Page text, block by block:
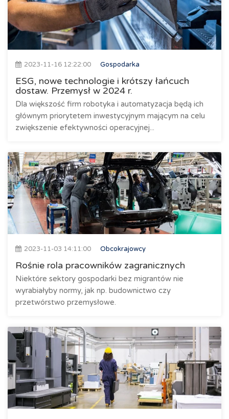
2023-11-16 12:22:00 Gospodarka
ESG, nowe technologie i krótszy łańcuch
dostaw. Przemysł w 2024 r.
Dla większość firm robotyka i automatyzacja będą ich
głównym priorytetem inwestycyjnym mającym na celu
zwiększenie efektywności operacyjnej...
2023-11-03 14:11:00 Obcokrajowcy
Rośnie rola pracowników zagranicznych
Niektóre sektory gospodarki bez migrantów nie
wyrabiałyby normy, jak np. budownictwo czy
przetwórstwo przemysłowe.